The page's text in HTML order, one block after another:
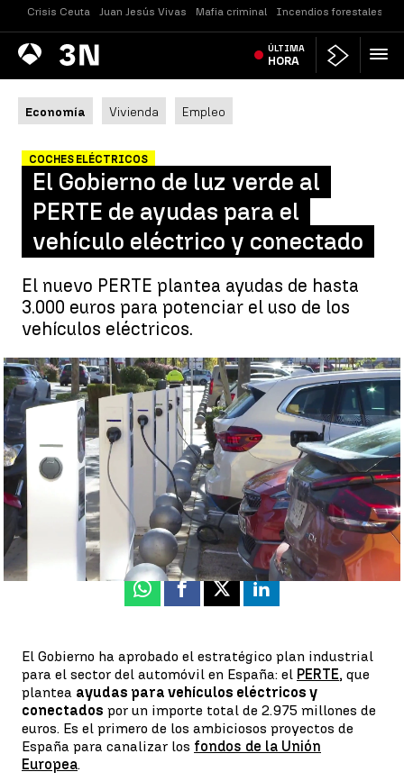
Crisis Ceuta Juan Jesús Vivas Mafia criminal Incendios forestales
Antena
3 Noticias ÚLTIMA
HORA
Economía Vivienda Empleo
COCHES ELÉCTRICOS
El Gobierno de luz verde al
PERTE de ayudas para el
vehículo eléctrico y conectado
El nuevo PERTE plantea ayudas de hasta
3.000 euros para potenciar el uso de los
vehículos eléctricos.
El Gobierno de luz verde al PERTE de ayudas para el vehículo
eléctrico y conectado |
A3N
Rosa María Salcedo
Publicado:29 de diciembre de 2021, 11:19
Whatsapp
Facebook
X Linkedin
El Gobierno ha aprobado el estratégico plan industrial
para el sector del automóvil en España: el PERTE, que
plantea ayudas para vehículos eléctricos y
conectados por un importe total de 2.975 millones de
euros. Es el primero de los ambiciosos proyectos de
España para canalizar los fondos de la Unión
Europea.